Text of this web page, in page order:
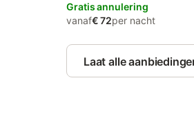
Gratis annulering
vanaf€ 72per nacht
Laat alle